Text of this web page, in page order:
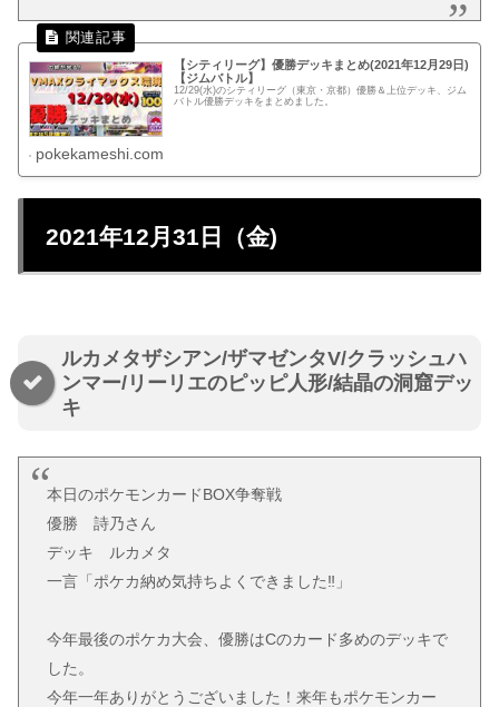
【シティリーグ】優勝デッキまとめ(2021年12月29日)
【ジムバトル】
12/29(水)のシティリーグ（東京・京都）優勝＆上位デッキ、ジム
バトル優勝デッキをまとめました。
pokekameshi.com
2021年12月31日（金)
ルカメタザシアン/ザマゼンタV/クラッシュハ
ンマー/リーリエのピッピ人形/結晶の洞窟デッ
キ
本日のポケモンカードBOX争奪戦
優勝 詩乃さん
デッキ ルカメタ
一言「ポケカ納め気持ちよくできました‼︎」
今年最後のポケカ大会、優勝はCのカード多めのデッキで
した。
今年一年ありがとうございました！来年もポケモンカー